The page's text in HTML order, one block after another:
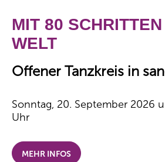
MIT 80
WELT
Offener Tanzkreis in
Sonntag, 20. September 2026
Uhr
MEHR INFOS